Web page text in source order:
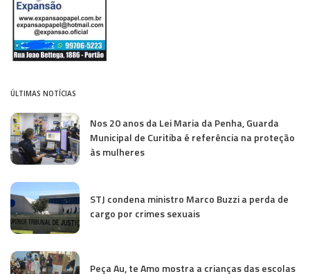
ÚLTIMAS NOTÍCIAS
Nos 20 anos da Lei Maria da Penha, Guarda
Municipal de Curitiba é referência na proteção
às mulheres
STJ condena ministro Marco Buzzi a perda de
cargo por crimes sexuais
Peça Au, te Amo mostra a crianças das escolas